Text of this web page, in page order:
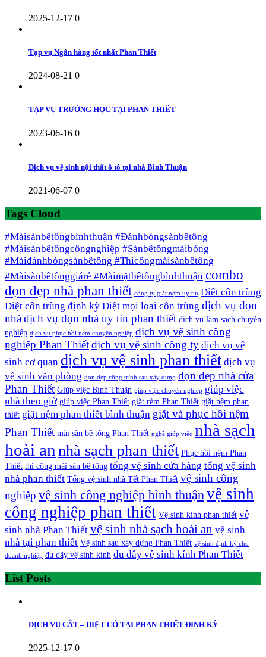
2025-12-17 0
Tạp vụ Ngân hàng tốt nhất Phan Thiết
2024-08-21 0
TẠP VỤ TRƯỜNG HỌC TẠI PHAN THIẾT
2023-06-16 0
Dịch vụ vệ sinh nội thất ô tô tại nhà Bình Thuận
2021-06-07 0
Tags Cloud
#Màisànbêtôngbìnhthuận #Đánhbóngsànbêtông
#Màisànbêtôngcôngnghiệp #Sànbêtôngmàibóng
#Màiđánhbóngsànbêtông #Thicôngmàisànbêtông
#Màisànbêtônggiárẻ #Màimặtbêtôngbìnhthuận combo
dọn dẹp nhà phan thiết công ty giặt nệm uy tín Diêt côn trùng
Diệt côn trùng định kỳ Diệt mọi loại côn trùng dịch vụ dọn
nhàdịch vụ dọn nhà uy tín phan thiết dịch vụ làm sạch chuyên
nghiệp dịch vụ phục hồi nệm chuyên nghiệp dịch vụ vệ sinh công
nghiệp Phan Thiếtdịch vụ vệ sinh công ty dịch vụ vệ
sinh cơ quan dịch vụ vệ sinh phan thiết dịch vụ
vệ sinh văn phòng dọn dẹp công trình sau xây dựng dọn dẹp nhà cửa
Phan Thiết Giúp việc Bình Thuận giúp việc chuyên nghiệp giúp việc
nhà theo giờ giúp việc Phan Thiết giăt rèm Phan Thiết giặt nệm phan
thiết giặt nệm phan thiết bình thuận giặt và phục hồi nệm
Phan Thiết mài sàn bê tông Phan Thiết nghề giúp việc nhà sạch
hoài an nhà sạch phan thiết Phục hồi nệm Phan
Thiết thi công mài sàn bê tông tổng vệ sinh cửa hàng tổng vệ sinh
nhà phan thiết Tổng vệ sinh nhà Tết Phan Thiết vệ sinh công
nghiệp vệ sinh công nghiệp bình thuậnvệ sinh
công nghiệp phan thiết Vệ sinh kính phan thiết vệ
sinh nhà Phan Thiết vệ sinh nhà sạch hoài an vệ sinh
nhà tại phan thiết Vệ sinh sau xây dựng Phan Thiết vệ sinh định kỳ cho
doanh nghiệp đu dây vệ sinh kính đu dây vệ sinh kính Phan Thiết
List Posts
DỊCH VỤ CẮT – DIỆT CỎ TẠI PHAN THIẾT ĐỊNH KỲ
2025-12-17 0